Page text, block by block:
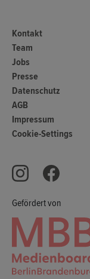
Gefördert von
Kontakt
Team
Jobs
Presse
Datenschutz
AGB
Impressum
Cookie-Settings